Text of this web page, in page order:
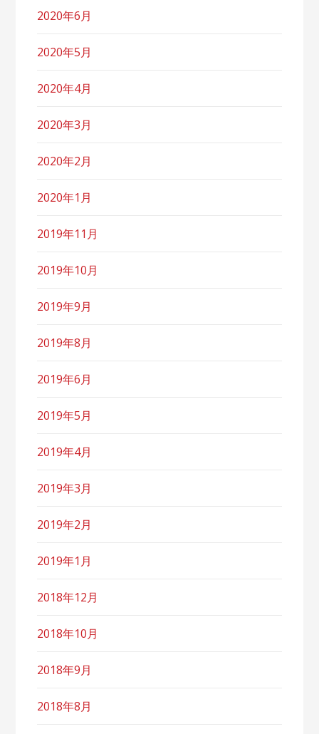
2020年6月
2020年5月
2020年4月
2020年3月
2020年2月
2020年1月
2019年11月
2019年10月
2019年9月
2019年8月
2019年6月
2019年5月
2019年4月
2019年3月
2019年2月
2019年1月
2018年12月
2018年10月
2018年9月
2018年8月